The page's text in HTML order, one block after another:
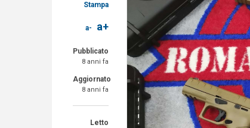
Stampa
a- a+
Pubblicato
8 anni fa
Aggiornato
8 anni fa
Letto